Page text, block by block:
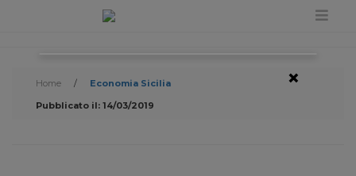
Home /
Economia Sicilia
Pubblicato il: 14/03/2019
×